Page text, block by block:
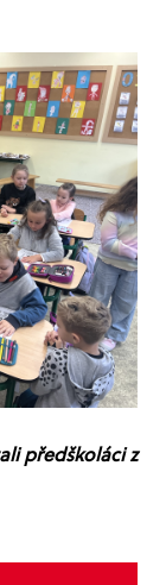
předškoláci z